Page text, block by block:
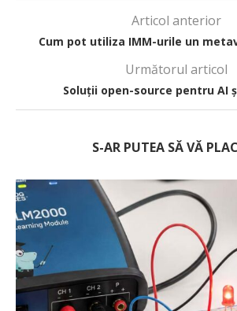
Articol anterior
Cum pot utiliza IMM-urile un
Următorul articol
Soluții open-source pentru AI
S-AR PUTEA SĂ VĂ